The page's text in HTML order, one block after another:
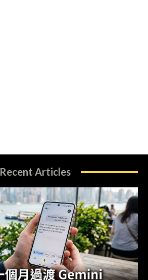
Recent Articles